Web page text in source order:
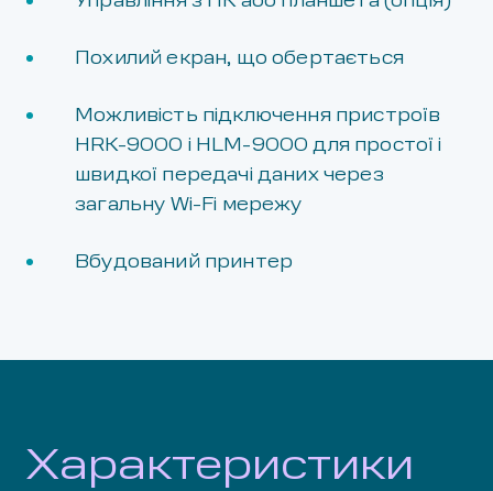
Похилий екран, що обертається
Можливість підключення пристроїв
HRK-9000 і HLM-9000 для простої і
швидкої передачі даних через
загальну Wi-Fi мережу
Вбудований принтер
Характеристики